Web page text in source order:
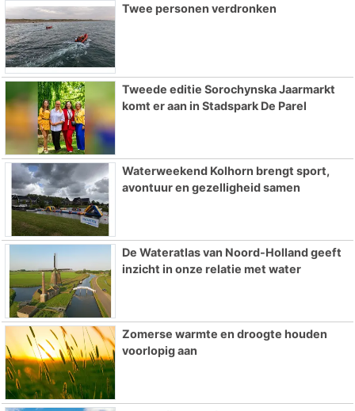
Twee personen verdronken
Tweede editie Sorochynska Jaarmarkt
komt er aan in Stadspark De Parel
Waterweekend Kolhorn brengt sport,
avontuur en gezelligheid samen
De Wateratlas van Noord-Holland geeft
inzicht in onze relatie met water
Zomerse warmte en droogte houden
voorlopig aan